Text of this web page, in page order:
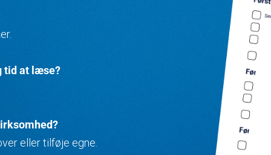
tid at læse?
eller tilføje egne.